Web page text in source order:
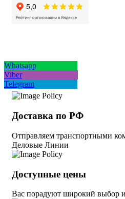
Whatsapp
Viber
Telegram
Доставка по РФ
Отправляем транспортными
Деловые Линии
Доступные цены
Вас порадуют широкий выбор